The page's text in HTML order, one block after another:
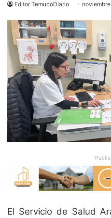
Editor TemucoDiario
El Servicio de Salud